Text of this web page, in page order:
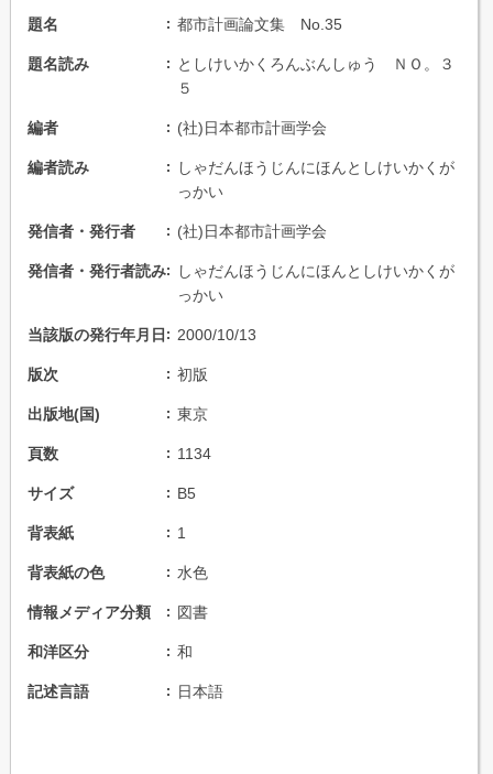
題名 都市計画論文集 No.35
題名読み
としけいかくろんぶんしゅう ＮＯ。３
５
編者 (社)日本都市計画学会
編者読み
しゃだんほうじんにほんとしけいかくが
っかい
発信者・発行者 (社)日本都市計画学会
発信者・発行者読み
しゃだんほうじんにほんとしけいかくが
っかい
当該版の発行年月日 2000/10/13
版次 初版
出版地(国) 東京
頁数 1134
サイズ B5
背表紙 1
背表紙の色 水色
情報メディア分類 図書
和洋区分 和
記述言語 日本語